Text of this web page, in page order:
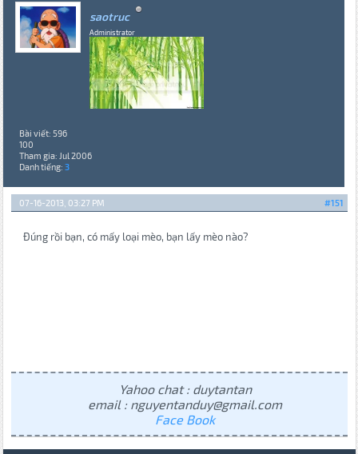
saotruc
Administrator
Bài viết: 596
100
Tham gia: Jul 2006
Danh tiếng: 3
#151
07-16-2013, 03:27 PM
Đúng rồi bạn, có mấy loại mèo, bạn lấy mèo nào?
Yahoo chat : duytantan
email : nguyentanduy@gmail.com
Face Book